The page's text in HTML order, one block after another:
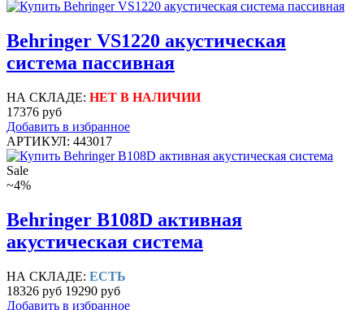
Behringer VS1220 акустическая
система пассивная
НА СКЛАДЕ: НЕТ В НАЛИЧИИ
17376 руб
Добавить в избранное
АРТИКУЛ: 443017
Sale
~4%
Behringer B108D активная
акустическая система
НА СКЛАДЕ: ЕСТЬ
18326 руб 19290 руб
Добавить в избранное